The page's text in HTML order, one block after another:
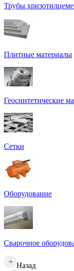
Трубы
Плитные материалы
Геосинтетические
Сетки
Оборудование
Сварочное
Назад